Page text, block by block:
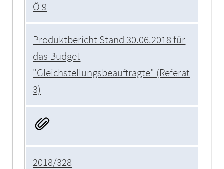
Ö 9
Produktbericht Stand 30.06.2018 für
das Budget
"Gleichstellungsbeauftragte" (Referat
3)
2018/328